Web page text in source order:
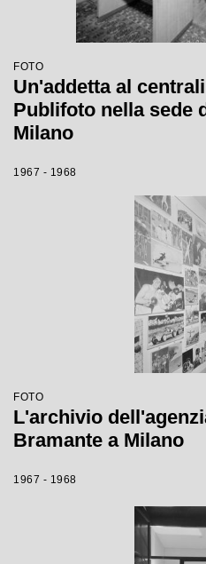
FOTO
Un'addetta al
Publifoto nella sede
Milano
1967 - 1968
FOTO
L'archivio
Bramante a Milano
1967 - 1968